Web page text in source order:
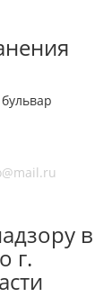
в
г.